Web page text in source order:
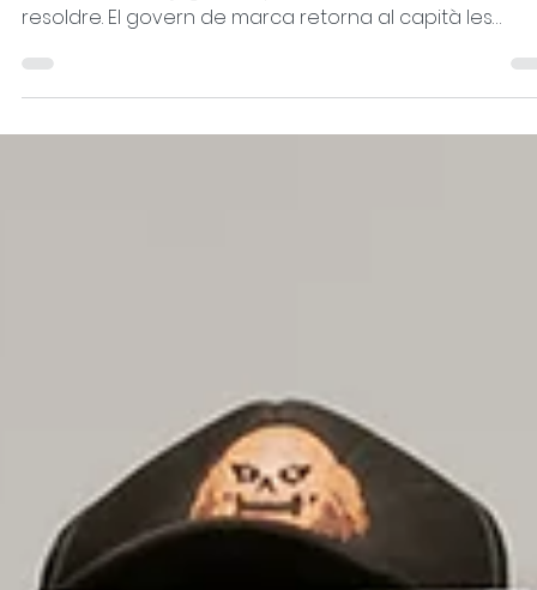
Antonio Horcajo Nicolau
Jun 2
4 min de lectura
El capità no juga totes les jugades